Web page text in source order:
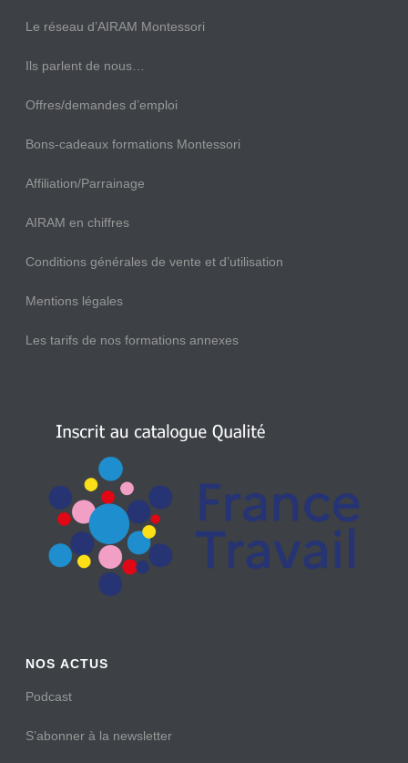
Le réseau d’AIRAM Montessori
Ils parlent de nous…
Offres/demandes d’emploi
Bons-cadeaux formations Montessori
Affiliation/Parrainage
AIRAM en chiffres
Conditions générales de vente et d’utilisation
Mentions légales
Les tarifs de nos formations annexes
NOS ACTUS
Podcast
S’abonner à la newsletter